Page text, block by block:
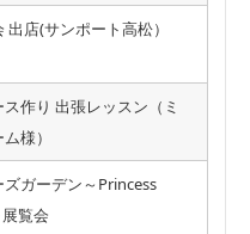
店(サンポート高松）
作り 出張レッスン（ミ
様）
ガーデン～Princess
覧会